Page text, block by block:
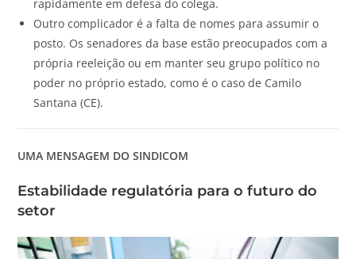
rapidamente em defesa do colega.
Outro complicador é a falta de nomes para assumir o
posto. Os senadores da base estão preocupados com a
própria reeleição ou em manter seu grupo político no
poder no próprio estado, como é o caso de Camilo
Santana (CE).
UMA MENSAGEM DO SINDICOM
Estabilidade regulatória para o futuro do
setor